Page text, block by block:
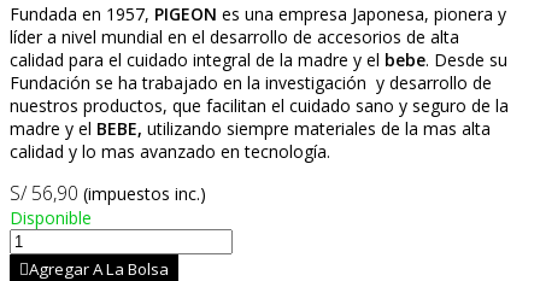
Fundada en 1957, PIGEON es una empresa Japonesa, pionera y
líder a nivel mundial en el desarrollo de accesorios de alta
calidad para el cuidado integral de la madre y el bebe. Desde su
Fundación se ha trabajado en la investigación y desarrollo de
nuestros productos, que facilitan el cuidado sano y seguro de la
madre y el BEBE, utilizando siempre materiales de la mas alta
calidad y lo mas avanzado en tecnología.
S/ 56,90 (impuestos inc.)
Disponible
Agregar A La Bolsa